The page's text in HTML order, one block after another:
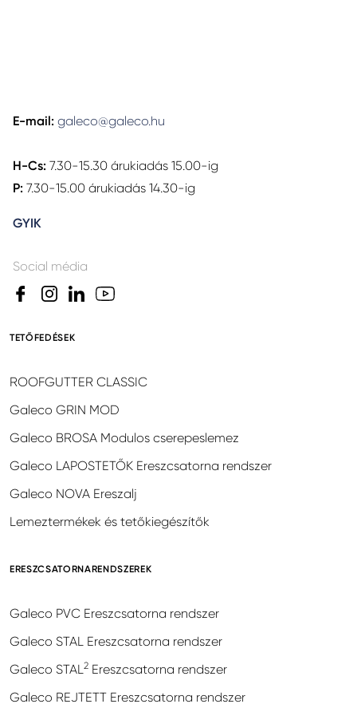
E-mail: galeco@galeco.hu
H-Cs: 7.30-15.30 árukiadás 15.00-ig
P: 7.30-15.00 árukiadás 14.30-ig
GYIK
Social média
TETŐFEDÉSEK
ROOFGUTTER CLASSIC
Galeco GRIN MOD
Galeco BROSA Modulos cserepeslemez
Galeco LAPOSTETŐK Ereszcsatorna rendszer
Galeco NOVA Ereszalj
Lemeztermékek és tetőkiegészítők
ERESZCSATORNARENDSZEREK
Galeco PVC Ereszcsatorna rendszer
Galeco STAL Ereszcsatorna rendszer
Galeco STAL2 Ereszcsatorna rendszer
Galeco REJTETT Ereszcsatorna rendszer